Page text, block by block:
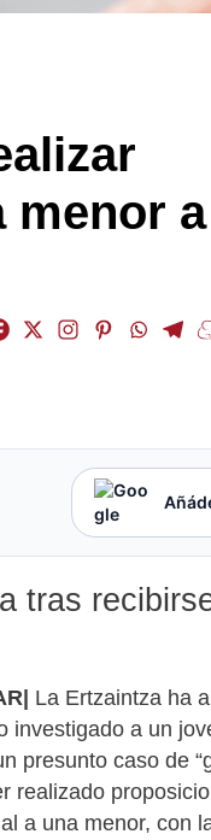
menor
tras
La Ertzaintza ha
investigado a un
presunto caso de
realizado
a una menor, con